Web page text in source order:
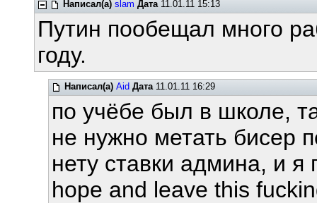
Написал(а) slam Дата11.01.11 15:13
Путин пообещал много
году.
Написал(а) Aid Дата11.01.11 16:29
по учёбе был в школе,
не нужно метать бисер
нету ставки админа, и
hope and leave this